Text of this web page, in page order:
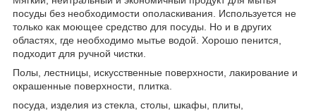
посуды без необходимости ополаскивания. Используется не
только как моющее средство для посуды. Но и в других
областях, где необходимо мытье водой. Хорошо пенится,
подходит для ручной чистки.
Полы, лестницы, искусственные поверхности, лакирование и
окрашенные поверхности, плитка.
посуда, изделия из стекла, столы, шкафы, плиты,